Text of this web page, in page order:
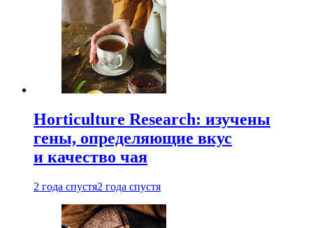
Horticulture Research: изучены
гены, определяющие вкус
и качество чая
2 года спустя2 года спустя